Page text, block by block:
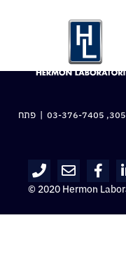
03-376-7405 | פתח
© 2020 Hermon